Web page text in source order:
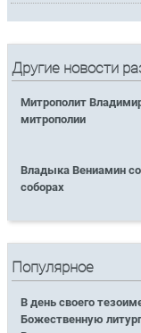
Другие новости
Митрополит
митрополии
Владыка Вениамин
соборах
Популярное
В день своего
Божественную